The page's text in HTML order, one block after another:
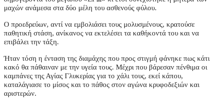
μαχών ανάμεσα στα δύο μέλη του ασθενούς φύλου.
Ο προεδρεύων, αντί να εμβολιάσει τους μολυσμένους, κρατούσε
παθητική στάση, ανίκανος να εκτελέσει τα καθήκοντά του και να
επιβάλει την τάξη.
Ήταν τόση η ένταση της διαμάχης που προς στιγμή φάνηκε πως κάτι
κακό θα πάθαιναν με την υγεία τους. Μέχρι που βάρεσαν πένθιμα οι
καμπάνες της Αγίας Γλυκερίας για το χάλι τους, εκεί κάπου,
καταλάγιασε το μίσος και το πάθος στον αγώνα κρυφοδεξιών και
αριστερών.